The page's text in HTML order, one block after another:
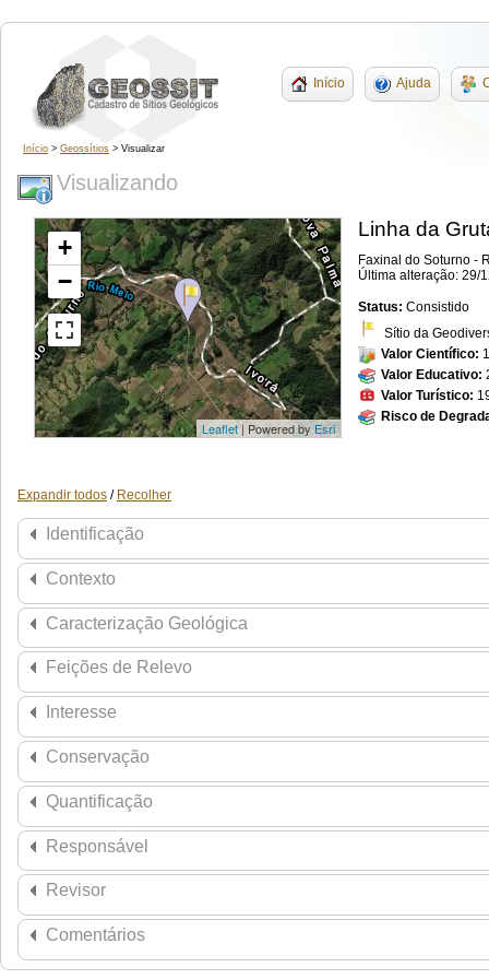
Início Ajuda
Início > Geossítios > Visualizar
Visualizando
+
−
Leaflet | Powered by Esri
Linha da
Faxinal do Soturno -
Última alteração: 29/
Status: Consistido
Sítio da
Valor Científico:
Valor Educativo:
Valor Turístico:
Risco de
Expandir todos / Recolher
Identificação
Contexto
Caracterização Geológica
Feições de Relevo
Interesse
Conservação
Quantificação
Responsável
Revisor
Comentários